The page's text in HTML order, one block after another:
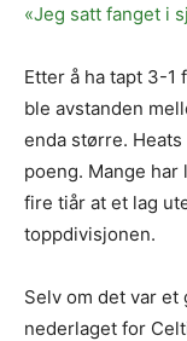
«Jeg satt fanget i
Etter å ha tapt 3-1
ble avstanden
enda større.
poeng. Mange
fire tiår at et lag
toppdivisjonen.
Selv om det var
nederlaget for